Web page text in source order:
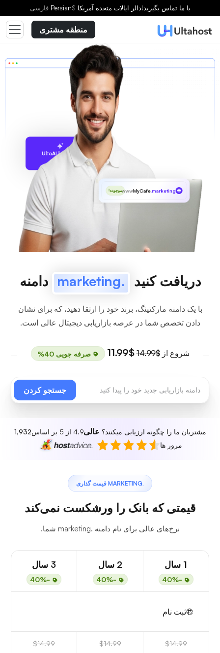
با ما تماس بگیرید!دالر ایالات متحده آمریکا $
Persian فارسى
منطقه مشتری
پیشنهاد با UltaAI
wwwMyCafe.marketing موجوده!
دریافت کنید .marketing دامنه
با یک دامنه مارکتینگ، برند خود را ارتقا دهید، که برای نشان
دادن تخصص شما در عرصه بازاریابی دیجیتال عالی است.
شروع از$14.99
$11.99 صرفه جویی 40%
جستجو کردن
مشتریان ما را چگونه ارزیابی میکنند؟ عالی4.9 از 5 بر اساس
1,932
مرور ها
.MARKETING قیمت گذاری
قیمتی که بانک را ورشکست نمی‌کند
نرخ‌های عالی برای نام دامنه .marketing شما.
1 سال
-40%
2 سال
-40%
3 سال
-40%
ثبت نام
$14.99
$14.99
$14.99